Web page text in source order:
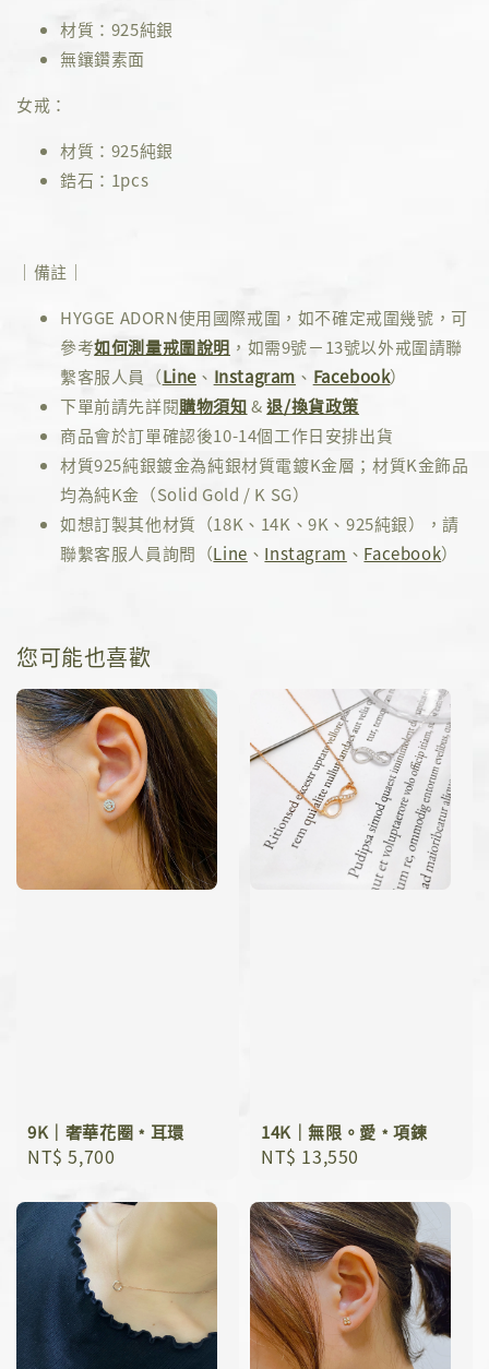
材質：925純銀
無鑲鑽素面
女戒：
材質：925純銀
鋯石：1pcs
｜備註｜
HYGGE ADORN使用國際戒圍，如不確定戒圍幾號，可
參考如何測量戒圍說明 ，如需9號－13號以外戒圍請聯
繫客服人員（Line 、 Instagram 、 Facebook）
下單前請先詳閱購物須知&退/換貨政策
商品會於訂單確認後10-14個工作日安排出貨
材質925純銀鍍金為純銀材質電鍍K金層；材質K金飾品
均為純K金（Solid Gold / K SG）
如想訂製其他材質（18K、14K、9K、925純銀），請
聯繫客服人員詢問（Line 、 Instagram 、 Facebook）
您可能也喜歡
9K｜奢華花圈﹡耳環
Regular
NT$ 5,700
14K｜無限。愛﹡項鍊
Regular
NT$ 13,550